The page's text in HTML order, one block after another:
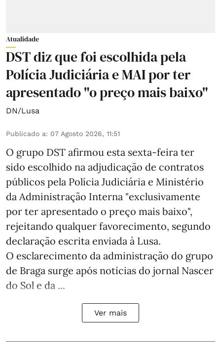
Atualidade
DST diz que foi escolhida pela
Polícia Judiciária e MAI por ter
apresentado "o preço mais baixo"
DN/Lusa
Publicado a: 07 Agosto 2026, 11:51
O grupo DST afirmou esta sexta-feira ter
sido escolhido na adjudicação de contratos
públicos pela Polícia Judiciária e Ministério
da Administração Interna "exclusivamente
por ter apresentado o preço mais baixo",
rejeitando qualquer favorecimento, segundo
declaração escrita enviada à Lusa.
O esclarecimento da administração do grupo
de Braga surge após notícias do jornal Nascer
do Sol e da ...
Ver mais